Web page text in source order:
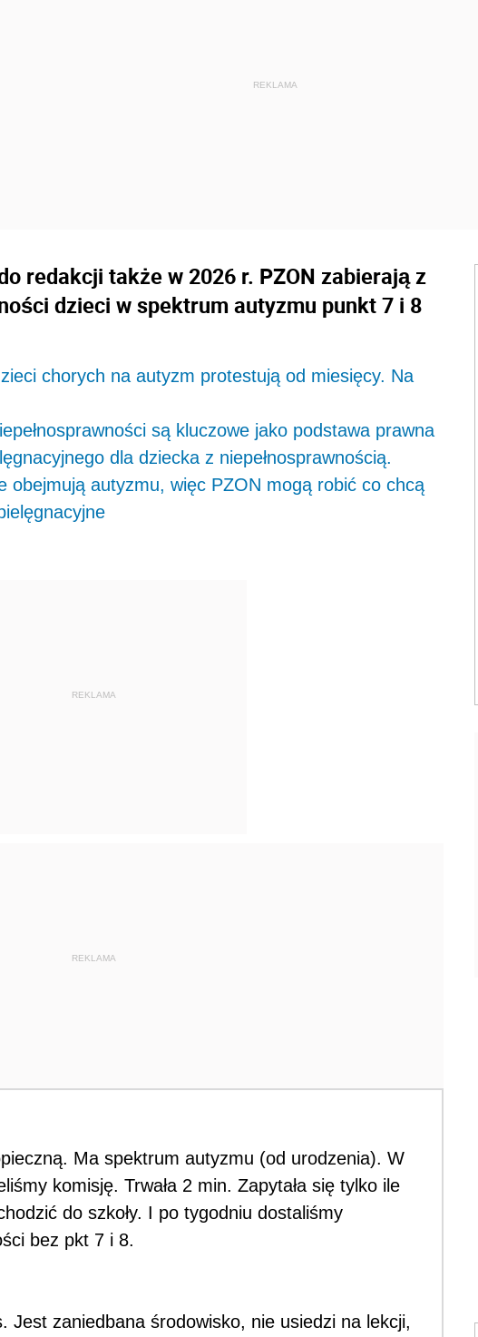
redakcji także w 2026 r. PZON zabierają z
dzieci w spektrum autyzmu punkt 7 i 8
chorych na autyzm protestują od miesięcy. Na
są kluczowe jako podstawa prawna
dla dziecka z niepełnosprawnością.
obejmują autyzmu, więc PZON mogą robić co chcą
REKLAMA
REKLAMA
Ma spektrum autyzmu (od urodzenia). W
komisję. Trwała 2 min. Zapytała się tylko ile
do szkoły. I po tygodniu dostaliśmy
bez pkt 7 i 8.
Jest zaniedbana środowisko, nie usiedzi na lekcji,